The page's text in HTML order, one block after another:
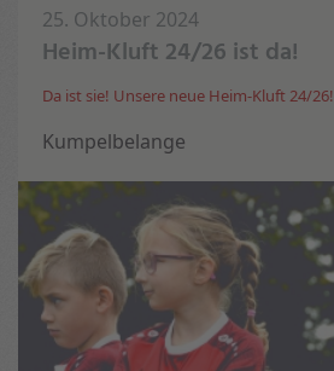
Heim-Kluft 24/26 ist da!
Da ist sie! Unsere neue Heim-Kluft 24/26!
Kumpelbelange
25. Oktober 2024